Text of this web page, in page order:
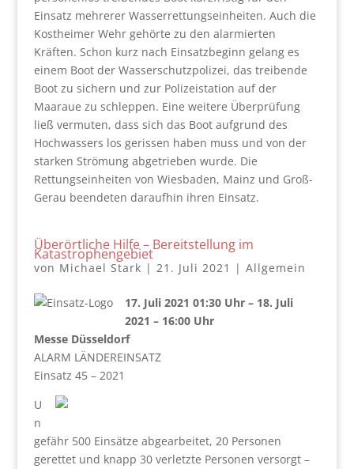
Einsatz mehrerer Wasserrettungseinheiten. Auch die
Kostheimer Wehr gehörte zu den alarmierten
Kräften. Schon kurz nach Einsatzbeginn gelang es
einem Boot der Wasserschutzpolizei, das treibende
Boot zu sichern und zur Polizeistation auf der
Maaraue zu schleppen. Eine weitere Überprüfung
ließ vermuten, dass sich das Boot aufgrund des
Hochwassers los gerissen haben muss und von der
starken Strömung abgetrieben wurde. Die
Rettungseinheiten von Wiesbaden, Mainz und Groß-
Gerau beendeten daraufhin ihren Einsatz.
Überörtliche Hilfe – Bereitstellung im
Katastrophengebiet
von Michael Stark | 21. Juli 2021 | Allgemein
17. Juli 2021 01:30 Uhr – 18. Juli
2021 – 16:00 Uhr
Messe Düsseldorf
ALARM LÄNDEREINSATZ
Einsatz 45 – 2021
U
n
gefähr 500 Einsätze abgearbeitet, 20 Personen
gerettet und knapp 30 verletzte Personen versorgt –